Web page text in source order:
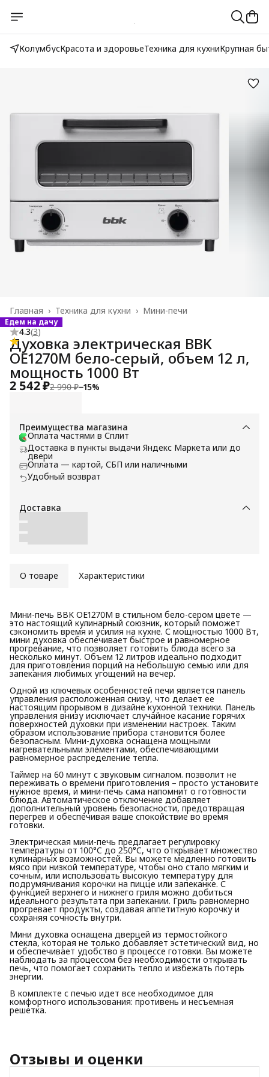
КолумбусКрасота и здоровьеТехника для кухниКрупная
Мини-печи
Техника для кухни ›
Главная ›
Едем на дачу
4.3(3)
Духовка электрическая BBK
OE1270M бело-серый, объем 12 л,
мощность 1000 Вт
2 542 ₽2 990 ₽−15%
Преимущества магазина
Оплата частями в Сплит
Доставка в пункты выдачи Яндекс Маркета или до
двери
Оплата — картой, СБП или наличными
Удобный возврат
Доставка
О товаре Характеристики
Мини-печь BBK OE1270M в стильном бело-сером цвете —
это настоящий кулинарный союзник, который поможет
сэкономить время и усилия на кухне. С мощностью 1000 Вт,
мини духовка обеспечивает быстрое и равномерное
прогревание, что позволяет готовить блюда всего за
несколько минут. Объем 12 литров идеально подходит
для приготовления порций на небольшую семью или для
запекания любимых угощений на вечер.
Одной из ключевых особенностей печи является панель
управления расположенная снизу, что делает ее
настоящим прорывом в дизайне кухонной техники. Панель
управления внизу исключает случайное касание горячих
поверхностей духовки при изменении настроек. Таким
образом использование прибора становится более
безопасным. Мини-духовка оснащена мощными
нагревательными элементами, обеспечивающими
равномерное распределение тепла.
Таймер на 60 минут с звуковым сигналом. позволит не
переживать о времени приготовления – просто установите
нужное время, и мини-печь сама напомнит о готовности
блюда. Автоматическое отключение добавляет
дополнительный уровень безопасности, предотвращая
перегрев и обеспечивая ваше спокойствие во время
готовки.
Электрическая мини-печь предлагает регулировку
температуры от 100°C до 250°C, что открывает множество
кулинарных возможностей. Вы можете медленно готовить
мясо при низкой температуре, чтобы оно стало мягким и
сочным, или использовать высокую температуру для
подрумянивания корочки на пицце или запеканке. С
функцией верхнего и нижнего гриля можно добиться
идеального результата при запекании. Гриль равномерно
прогревает продукты, создавая аппетитную корочку и
сохраняя сочность внутри.
Мини духовка оснащена дверцей из термостойкого
стекла, которая не только добавляет эстетический вид, но
и обеспечивает удобство в процессе готовки. Вы можете
наблюдать за процессом без необходимости открывать
печь, что помогает сохранить тепло и избежать потерь
энергии.
В комплекте с печью идет все необходимое для
комфортного использования: противень и несъемная
решетка.
Отзывы и оценки